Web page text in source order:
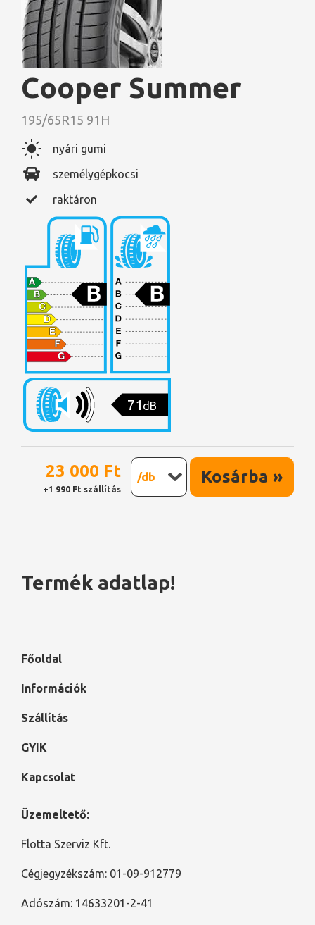
Cooper Summer
195/65R15 91H
nyári gumi
személygépkocsi
raktáron
71 dB
23 000 Ft
+1 990 Ft szállítás
/db Kosárba »
Termék adatlap!
Főoldal
Információk
Szállítás
GYIK
Kapcsolat
Üzemeltető:
Flotta Szerviz Kft.
Cégjegyzékszám: 01-09-912779
Adószám: 14633201-2-41